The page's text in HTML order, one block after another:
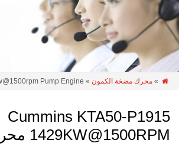

» محرك مضخة الكمون » Cummins KTA50-P1915 1429kw@1500rpm Pump Engine
Cummins KTA50-P1915
1429KW@1500RPM محرك المضخة